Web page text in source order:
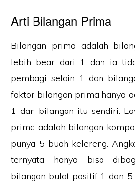
Arti Bilangan Prima
Bilangan prima adalah
lebih bear dari 1 dan ia
pembagi selain 1 dan
faktor bilangan prima hanya
1 dan bilangan itu sendiri.
prima adalah bilangan
punya 5 buah kelereng.
ternyata hanya bisa
bilangan bulat positif 1 dan